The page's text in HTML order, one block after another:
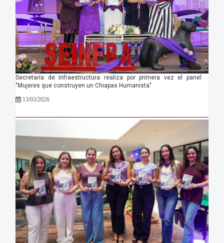
Secretaría de Infraestructura realiza por primera vez el panel
"Mujeres que construyen un Chiapas Humanista"
13/03/2026